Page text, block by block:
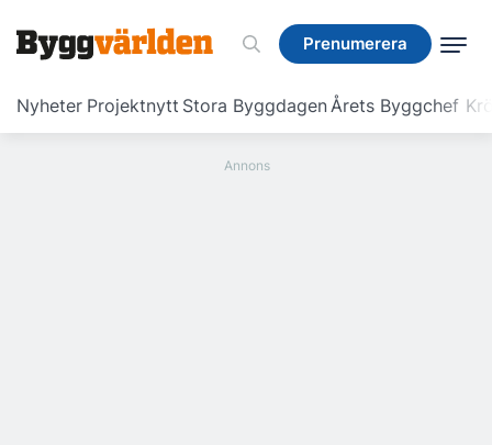
Prenumerera
Nyheter Projektnytt Stora ByggdagenÅrets Byggchef
Prenumerera